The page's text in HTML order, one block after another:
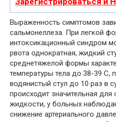
Выраженность симптомов
сальмонеллеза. При легкой
интоксикационный синдром
рвота однократная, жидкий
среднетяжелой формы
температуры тела до 38-39 С,
водянистый стул до 10 раз в
происходит значительная для
жидкости, у больных
снижение артериального